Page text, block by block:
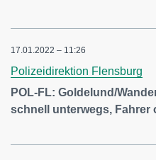
17.01.2022 – 11:26
Polizeidirektion Flensburg
POL-FL: Goldelund/
schnell unterwegs, Fahrer